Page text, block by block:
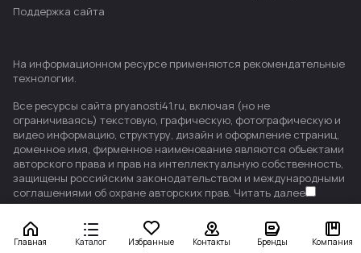
Главная Каталог Избранные Контакты Бренды Компания
Поддержка сайта
На информационном ресурсе применяются рекомендательные
технологии.
Все ресурсы сайта pryanosti41.ru, включая (но не
ограничиваясь) текстовую, графическую, фотографическую и
видео информацию, структуру, дизайн и оформление страниц,
доменное имя, фирменное наименование являются объектами
авторского права и прав на интеллектуальную собственность,
защищены российским законодательством и международными
соглашениями об охране авторских прав. Читать далее